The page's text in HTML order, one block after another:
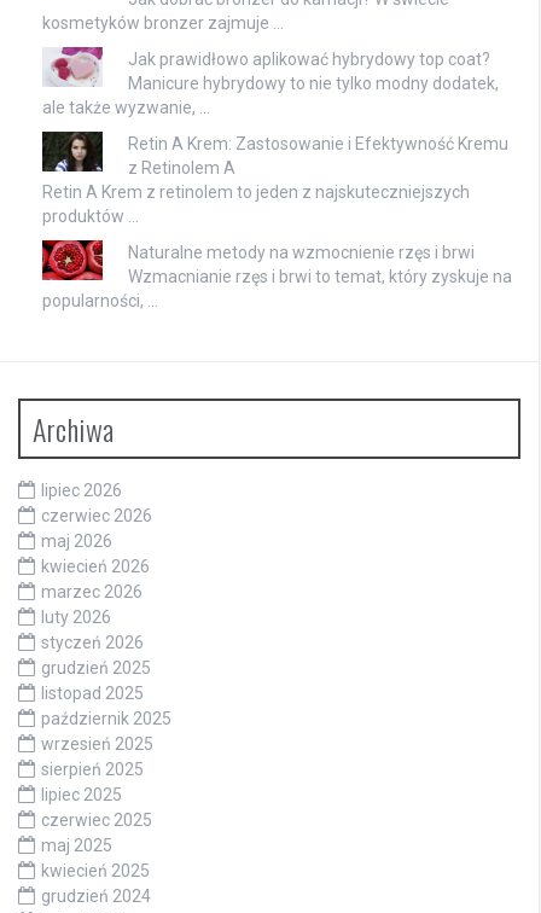
kosmetyków bronzer zajmuje …
Jak prawidłowo aplikować hybrydowy top coat?
Manicure hybrydowy to nie tylko modny dodatek,
ale także wyzwanie, …
Retin A Krem: Zastosowanie i Efektywność Kremu
z Retinolem A
Retin A Krem z retinolem to jeden z najskuteczniejszych
produktów …
Naturalne metody na wzmocnienie rzęs i brwi
Wzmacnianie rzęs i brwi to temat, który zyskuje na
popularności, …
Archiwa
lipiec 2026
czerwiec 2026
maj 2026
kwiecień 2026
marzec 2026
luty 2026
styczeń 2026
grudzień 2025
listopad 2025
październik 2025
wrzesień 2025
sierpień 2025
lipiec 2025
czerwiec 2025
maj 2025
kwiecień 2025
grudzień 2024